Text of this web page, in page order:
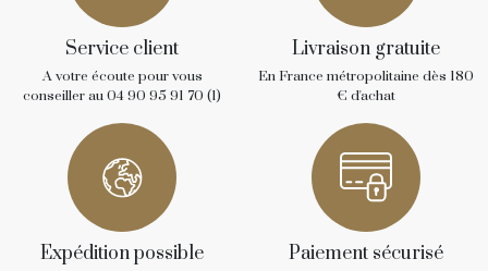
Service client
A votre écoute pour vous
conseiller au 04 90 95 91 70 (1)
Livraison gratuite
En France métropolitaine dès 180
€ d'achat
Expédition possible Paiement sécurisé